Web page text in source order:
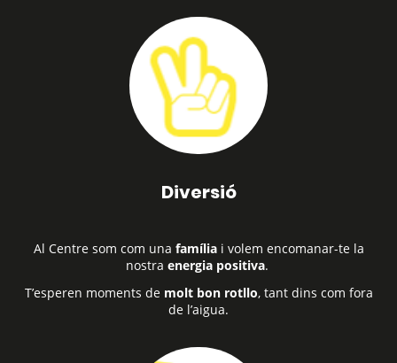
Diversió
Al Centre som com una famíliai volem encomanar-te la
nostra energia positiva.
T’esperen moments de molt bon rotllo, tant dins com fora
de l’aigua.